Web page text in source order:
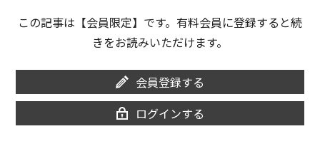
この記事は【会員限定】です。有料会員に登録すると続
きをお読みいただけます。
会員登録する
ログインする